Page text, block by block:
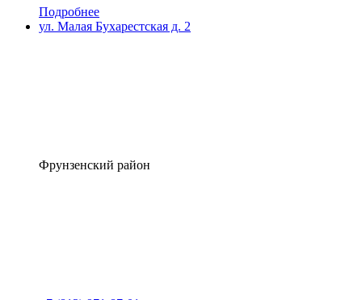
Подробнее
ул. Малая Бухарестская д. 2
Фрунзенский район